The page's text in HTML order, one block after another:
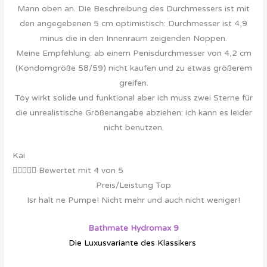
Mann oben an. Die Beschreibung des Durchmessers ist mit
den angegebenen 5 cm optimistisch: Durchmesser ist 4,9
minus die in den Innenraum zeigenden Noppen.
Meine Empfehlung: ab einem Penisdurchmesser von 4,2 cm
(Kondomgröße 58/59) nicht kaufen und zu etwas größerem
greifen.
Toy wirkt solide und funktional aber ich muss zwei Sterne für
die unrealistische Größenangabe abziehen: ich kann es leider
nicht benutzen.
Kai
 Bewertet mit 4 von 5
Preis/Leistung Top
Isr halt ne Pumpe! Nicht mehr und auch nicht weniger!
Bathmate Hydromax 9
Die Luxusvariante des Klassikers